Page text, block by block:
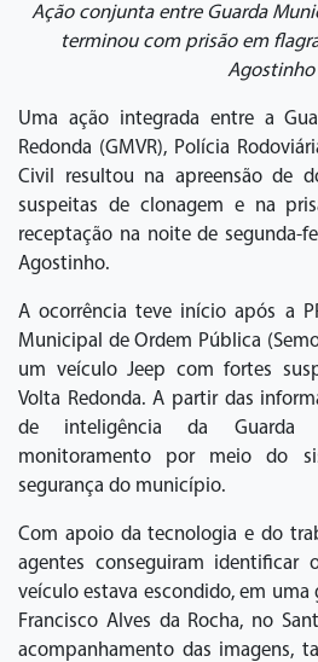
Ação conjunta entre Guarda
terminou com prisão em
Agostinho
Uma ação integrada entre a
Redonda (GMVR), Polícia
Civil resultou na apreensão de
suspeitas de clonagem e na
receptação na noite de segunda-
Agostinho.
A ocorrência teve início após a
Municipal de Ordem Pública
um veículo Jeep com fortes
Volta Redonda. A partir das
de inteligência da Guarda
monitoramento por meio do
segurança do município.
Com apoio da tecnologia e do
agentes conseguiram identificar
veículo estava escondido, em uma
Francisco Alves da Rocha, no
acompanhamento das imagens,